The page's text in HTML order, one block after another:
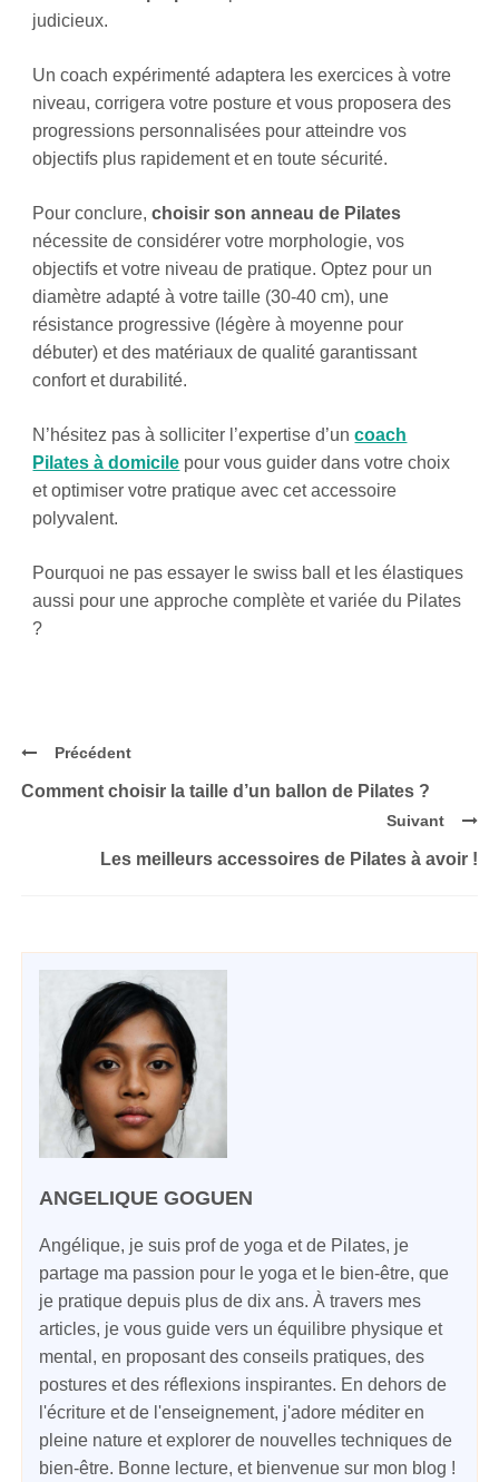
judicieux.
Un coach expérimenté adaptera les exercices à votre
niveau, corrigera votre posture et vous proposera des
progressions personnalisées pour atteindre vos
objectifs plus rapidement et en toute sécurité.
Pour conclure,choisir son anneau de Pilates
nécessite de considérer votre morphologie, vos
objectifs et votre niveau de pratique. Optez pour un
diamètre adapté à votre taille (30-40 cm), une
résistance progressive (légère à moyenne pour
débuter) et des matériaux de qualité garantissant
confort et durabilité.
N’hésitez pas à solliciter l’expertise d’uncoach
Pilates à domicile pour vous guider dans votre choix
et optimiser votre pratique avec cet accessoire
polyvalent.
Pourquoi ne pas essayer le swiss ball et les élastiques
aussi pour une approche complète et variée du Pilates
?
Précédent
Comment choisir la taille d’un ballon de Pilates ?
Suivant
Les meilleurs accessoires de Pilates à avoir !
ANGELIQUE GOGUEN
Angélique, je suis prof de yoga et de Pilates, je
partage ma passion pour le yoga et le bien-être, que
je pratique depuis plus de dix ans. À travers mes
articles, je vous guide vers un équilibre physique et
mental, en proposant des conseils pratiques, des
postures et des réflexions inspirantes. En dehors de
l'écriture et de l'enseignement, j'adore méditer en
pleine nature et explorer de nouvelles techniques de
bien-être. Bonne lecture, et bienvenue sur mon blog !